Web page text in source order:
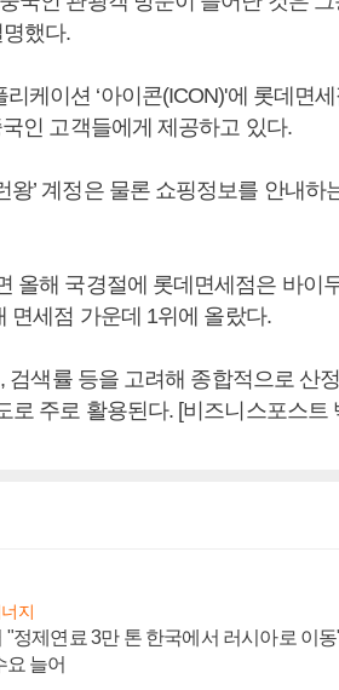
했다.
케이션 ‘아이콘(ICON)'에 롯데면
인 고객들에게 제공하고 있다.
왕’ 계정은 물론 쇼핑정보를 안내하
올해 국경절에 롯데면세점은 바이
면세점 가운데 1위에 올랐다.
검색률 등을 고려해 종합적으로 산
로 주로 활용된다. [비즈니스포스트
지
"정제연료 3만 톤 한국에서 러시아로 이
요 늘어